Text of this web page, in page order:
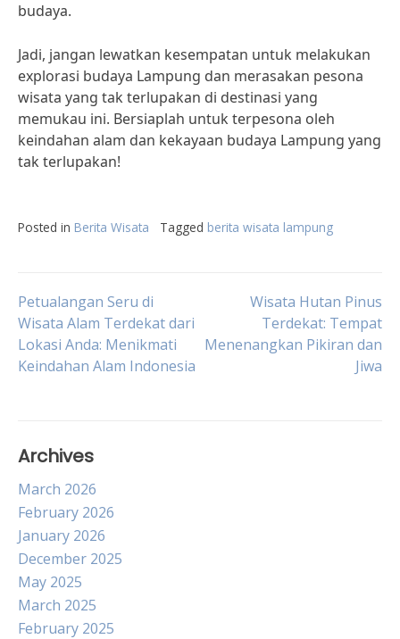
budaya.
Jadi, jangan lewatkan kesempatan untuk melakukan
explorasi budaya Lampung dan merasakan pesona
wisata yang tak terlupakan di destinasi yang
memukau ini. Bersiaplah untuk terpesona oleh
keindahan alam dan kekayaan budaya Lampung yang
tak terlupakan!
Posted in Berita Wisata Tagged berita wisata lampung
Post
navigation
Petualangan Seru di
Wisata Alam Terdekat dari
Lokasi Anda: Menikmati
Keindahan Alam Indonesia
Wisata Hutan Pinus
Terdekat: Tempat
Menenangkan Pikiran dan
Jiwa
Archives
March 2026
February 2026
January 2026
December 2025
May 2025
March 2025
February 2025